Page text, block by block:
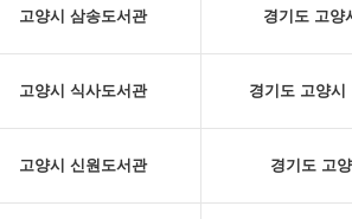
고양시 삼송도서관 경기도 고양
고양시 식사도서관 경기도 고양시
고양시 신원도서관 경기도 고